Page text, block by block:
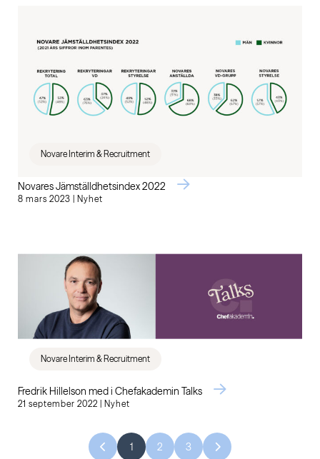
Novare Interim & Recruitment
Novares Jämställdhetsindex 2022
8 mars 2023 | Nyhet
Novare Interim & Recruitment
Fredrik Hillelson med i Chefakademin Talks
21 september 2022 | Nyhet
1 2 3